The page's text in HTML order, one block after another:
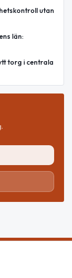
utan
län:
torg i centrala